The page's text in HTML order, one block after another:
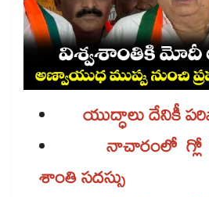
యుద్ధాలు దేనికీ
నాచారంలో గ్లో
శాంతి సదస్సు